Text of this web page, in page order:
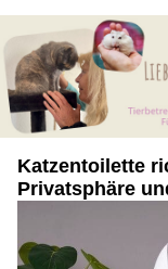
Katzentoilette
Privatsphäre